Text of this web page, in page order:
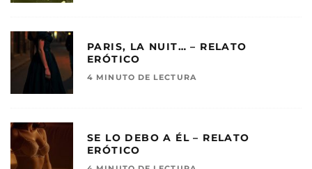
PARIS, LA NUIT… – RELATO
ERÓTICO
4 MINUTO DE LECTURA
SE LO DEBO A ÉL – RELATO
ERÓTICO